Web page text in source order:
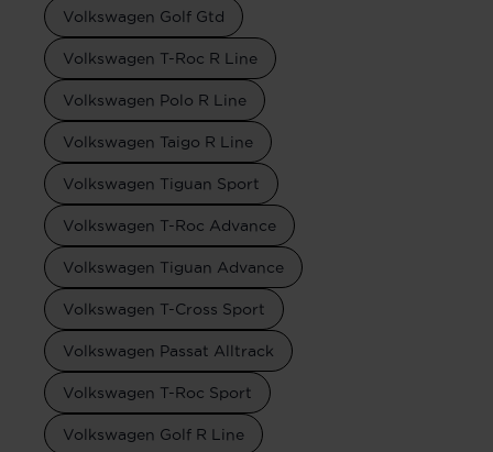
Volkswagen Golf Gtd
Volkswagen T-Roc R Line
Volkswagen Polo R Line
Volkswagen Taigo R Line
Volkswagen Tiguan Sport
Volkswagen T-Roc Advance
Volkswagen Tiguan Advance
Volkswagen T-Cross Sport
Volkswagen Passat Alltrack
Volkswagen T-Roc Sport
Volkswagen Golf R Line